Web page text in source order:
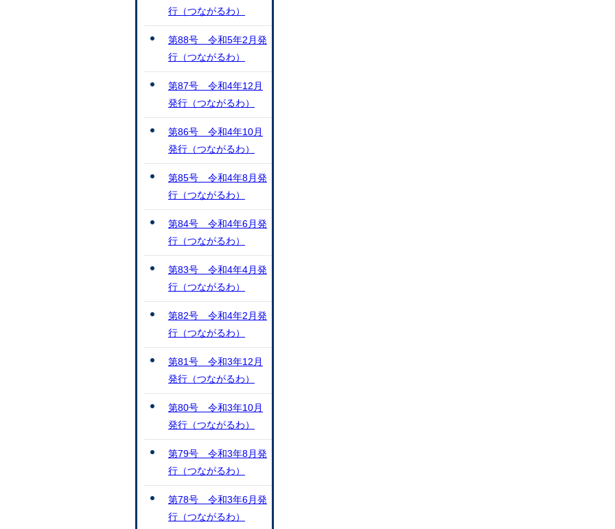
行（つながるわ）
第88号 令和5年2月発
行（つながるわ）
第87号 令和4年12月
発行（つながるわ）
第86号 令和4年10月
発行（つながるわ）
第85号 令和4年8月発
行（つながるわ）
第84号 令和4年6月発
行（つながるわ）
第83号 令和4年4月発
行（つながるわ）
第82号 令和4年2月発
行（つながるわ）
第81号 令和3年12月
発行（つながるわ）
第80号 令和3年10月
発行（つながるわ）
第79号 令和3年8月発
行（つながるわ）
第78号 令和3年6月発
行（つながるわ）